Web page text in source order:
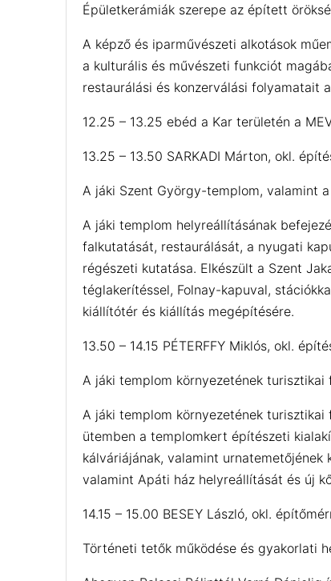
Épületkerámiák szerepe az épített
A képző és iparművészeti alkotások
a kulturális és művészeti funkciót
restaurálási és konzerválási folyamatait
12.25 – 13.25 ebéd a Kar területén a
13.25 – 13.50 SARKADI Márton, okl.
A jáki Szent György-templom, valamint
A jáki templom helyreállításának
falkutatását, restaurálását, a nyugati
régészeti kutatása. Elkészült a Szent
téglakerítéssel, Folnay-kapuval,
kiállítótér és kiállítás megépítésére.
13.50 – 14.15 PÉTERFFY Miklós, okl.
A jáki templom környezetének turisztikai
A jáki templom környezetének
ütemben a templomkert építészeti
kálváriájának, valamint
valamint Apáti ház helyreállítását és új
14.15 – 15.00 BESEY László, okl.
Történeti tetők működése és gyakorlati